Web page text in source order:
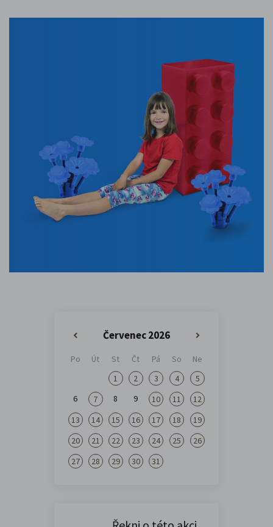
Červenec 2026
»
Po Út St Čt Pá So
Ne
1
2 3 4
5
6
7 8 9 10 11
12
13
14 15 16 17 18
19
20
21 22 23 24 25
26
27
28 29 30 31